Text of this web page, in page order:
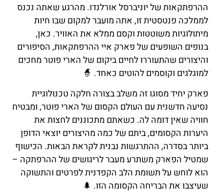
ההרפתקאות של יוניברסל אורלנדו. מהרגע שאתה נכנס
לממלכה פנטסטית זו, אתה מועבר למקום שבו חיות
מיתולוגיות משוטטות וקסם ממלא את האוויר. כאן,
בנופים השופעים של פארק איי ההרפתקאות, הסיפורים
והיצורים שהתעוררו לחיים ביקום של הארי פוטר מחכים
למוגלגים וקוסמים להוטים כאחד. 🧙
פארק יחיד מסוגו זה משלב בצורה חלקה טכנולוגיית
נסיעה חדשנית עם העולם הקסום של הארי פוטר, ומבטיח
חוויה שאין דומה לה. כשאתם מתכוננים לחצות את
היערות הקסומים, ביתם של כמה מהיצורים יוצאי הדופן
ביותר בסדרה, ההתרגשות נבנית לקראת הבאות. הכישוף
שמטיל הפארק משתרע מעבר לריגושים של ההרפתקה –
הוא לוחש על תשומת הלב הקפדנית לפרטים והתשוקה
שעיצבו את הבריחה הקסומה הזו. 🌲